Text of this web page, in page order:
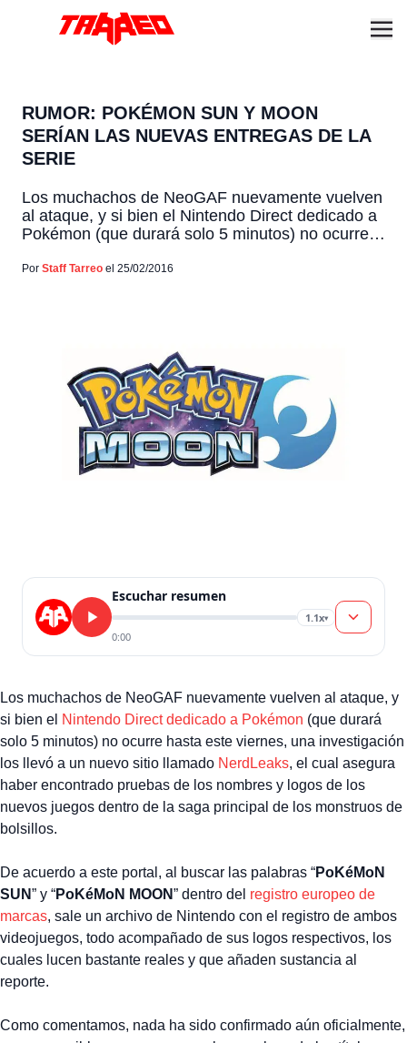
RUMOR: POKÉMON SUN Y MOON
SERÍAN LAS NUEVAS ENTREGAS DE LA
SERIE
Los muchachos de NeoGAF nuevamente vuelven
al ataque, y si bien el Nintendo Direct dedicado a
Pokémon (que durará solo 5 minutos) no ocurre
un nuevo sitio llamado NerdLeaks, el cual
Por Staff Tarreo el 25/02/2016
Escuchar resumen
1.1x▾
0:00
Los muchachos de NeoGAF nuevamente vuelven al ataque, y
si bien el Nintendo Direct dedicado a Pokémon (que durará
solo 5 minutos) no ocurre hasta este viernes, una investigación
los llevó a un nuevo sitio llamado NerdLeaks, el cual asegura
haber encontrado pruebas de los nombres y logos de los
nuevos juegos dentro de la saga principal de los monstruos de
bolsillos.
De acuerdo a este portal, al buscar las palabras “PoKéMoN
SUN” y “PoKéMoN MOON” dentro del registro europeo de
marcas, sale un archivo de Nintendo con el registro de ambos
videojuegos, todo acompañado de sus logos respectivos, los
cuales lucen bastante reales y que añaden sustancia al
reporte.
Como comentamos, nada ha sido confirmado aún oficialmente,